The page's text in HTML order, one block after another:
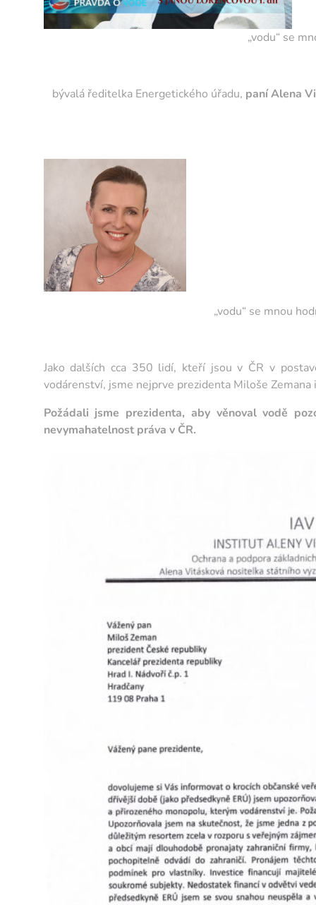
„vodu“ se
bývalá ředitelka Energetického úřadu, paní Alena
„vodu“ se mnou
Jako dalších cca 350 lidí, kteří jsou v ČR v
vodárenství, jsme nejprve prezidenta Miloše Zemana
Požádali jsme prezidenta, aby věnoval vodě
nevymahatelnost práva v ČR.